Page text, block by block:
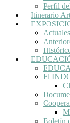
Perfil
Itinerario
Actuales
El
Boletín